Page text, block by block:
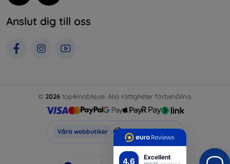
4.6 Excellent
Anslut dig till oss
© 2026 top4mobile.se. Alla rättigheter förbehållna.
Våra webbutiker Top4Mobile.se